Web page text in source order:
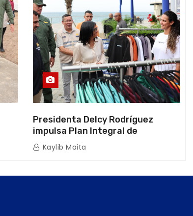
Presidenta Delcy Rodríguez
impulsa Plan Integral de
Reactivación Económica en La
Guaira
Kaylib Maita